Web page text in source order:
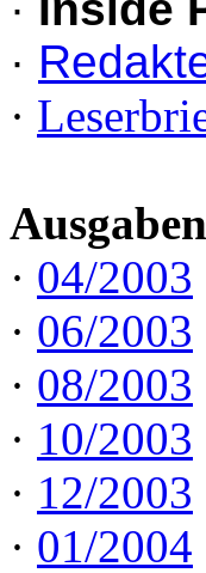
·
·
· 04/2003
· 06/2003
· 08/2003
· 10/2003
· 12/2003
· 01/2004